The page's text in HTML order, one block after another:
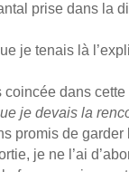
prise dans la
je tenais là
coincée dans
je devais la
promis de garder
je ne l’ai